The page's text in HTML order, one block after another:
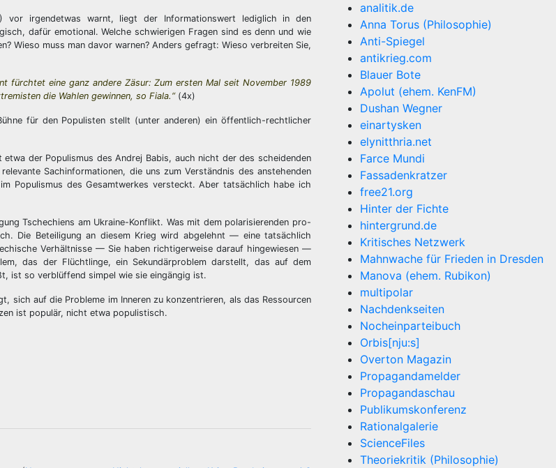
vor irgendetwas warnt, liegt der Informationswert lediglich in den
dafür emotional. Welche schwierigen Fragen sind es denn und wie
Wieso muss man davor warnen? Anders gefragt: Wieso verbreiten Sie,
fürchtet eine ganz andere Zäsur: Zum ersten Mal seit November 1989
die Wahlen gewinnen, so Fiala.“(4x)
für den Populisten stellt (unter anderen) ein öffentlich-rechtlicher
der Populismus des Andrej Babis, auch nicht der des scheidenden
Sachinformationen, die uns zum Verständnis des anstehenden
Populismus des Gesamtwerkes versteckt. Aber tatsächlich habe ich
Tschechiens am Ukraine-Konflikt. Was mit dem polarisierenden pro-
Die Beteiligung an diesem Krieg wird abgelehnt — eine tatsächlich
Verhältnisse — Sie haben richtigerweise darauf hingewiesen —
das der Flüchtlinge, ein Sekundärproblem darstellt, das auf dem
ist so verblüffend simpel wie sie eingängig ist.
sich auf die Probleme im Inneren zu konzentrieren, als das Ressourcen
ist populär, nicht etwa populistisch.
analitik.de
Anna Torus (Philosophie)
Anti-Spiegel
antikrieg.com
Blauer Bote
Apolut (ehem. KenFM)
Dushan Wegner
einartysken
elynitthria.net
Farce Mundi
Fassadenkratzer
free21.org
Hinter der Fichte
hintergrund.de
Kritisches Netzwerk
Mahnwache für Frieden in Dresden
Manova (ehem. Rubikon)
multipolar
Nachdenkseiten
Nocheinparteibuch
Orbis[nju:s]
Overton Magazin
Propagandamelder
Propagandaschau
Publikumskonferenz
Rationalgalerie
ScienceFiles
Theoriekritik (Philosophie)